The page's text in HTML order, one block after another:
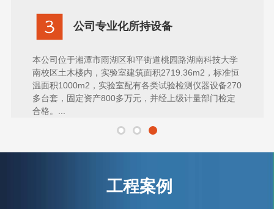
公司专业化所持设备
本公司位于湘潭市雨湖区和平街道桃园路湖南科技大学
南校区土木楼内，实验室建筑面积2719.36m2，标准恒
温面积1000m2，实验室配有各类试验检测仪器设备270
多台套，固定资产800多万元，并经上级计量部门检定
合格。...
工程案例